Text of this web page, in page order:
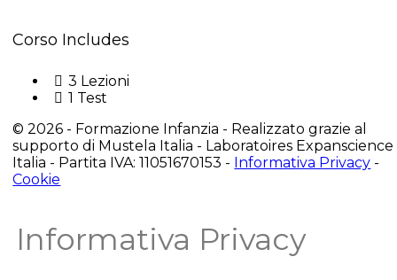
Corso Includes
3 Lezioni
1 Test
© 2026 - Formazione Infanzia - Realizzato grazie al
supporto di Mustela Italia - Laboratoires Expanscience
Italia - Partita IVA: 11051670153 - Informativa Privacy -
Cookie
Informativa Privacy